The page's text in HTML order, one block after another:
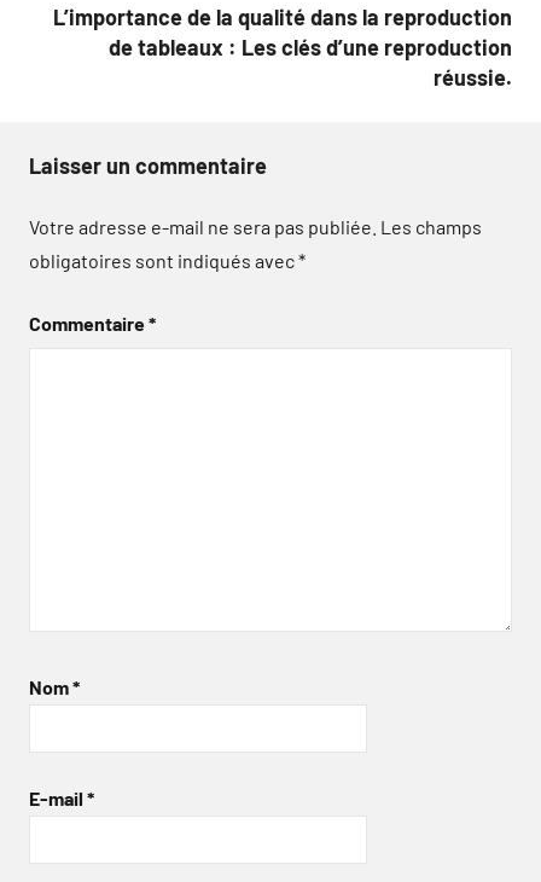
L’importance de la qualité dans la reproduction
de tableaux : Les clés d’une reproduction
réussie.
Laisser un commentaire
Votre adresse e-mail ne sera pas publiée. Les champs
obligatoires sont indiqués avec*
Commentaire*
Nom*
E-mail *